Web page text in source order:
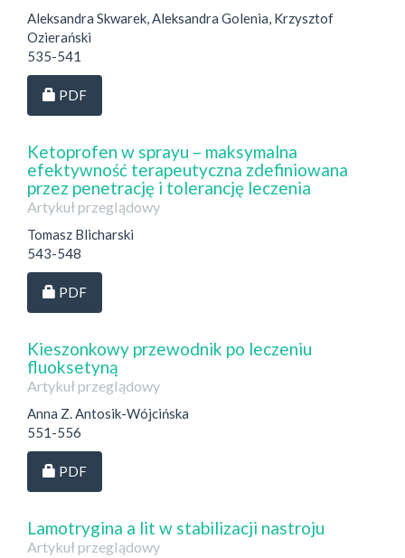
Aleksandra Skwarek, Aleksandra Golenia, Krzysztof
Ozierański
535-541
Dostęp przez subskrypcję
PDF
Ketoprofen w sprayu – maksymalna
efektywność terapeutyczna zdefiniowana
przez penetrację i tolerancję leczenia
Artykuł przeglądowy
Tomasz Blicharski
543-548
Dostęp przez subskrypcję
PDF
Kieszonkowy przewodnik po leczeniu
fluoksetyną
Artykuł przeglądowy
Anna Z. Antosik-Wójcińska
551-556
Dostęp przez subskrypcję
PDF
Lamotrygina a lit w stabilizacji nastroju
Artykuł przeglądowy